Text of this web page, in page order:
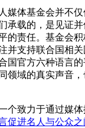
媒体基金会并不
承载的，是见证
的责任。基金会
并支持联合国相
国官方六种语言
领域的真实声音
个致力于通过媒体
促进名人与公众